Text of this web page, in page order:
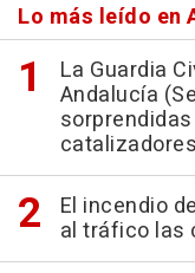
Lo más leído en
La Guardia
Andalucía
catalizadores
El incendio
al tráfico las